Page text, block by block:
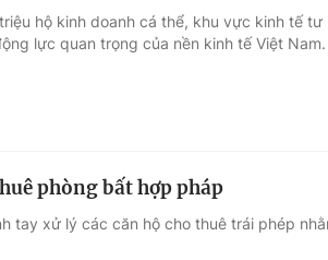
hộ kinh doanh cá thể, khu vực kinh tế
lực quan trọng của nền kinh tế Việt Nam.
phòng bất hợp pháp
tay xử lý các căn hộ cho thuê trái phép